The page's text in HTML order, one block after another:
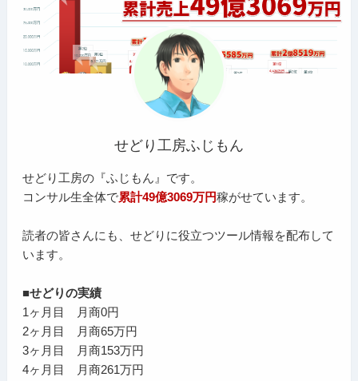
せどり工房ふじもん
せどり工房の『ふじもん』です。
コンサル生全体で累計49億3069万円稼がせています。
読者の皆さんにも、せどりに役立つツール情報を配布して
います。
■せどりの実績
1ヶ月目 月商0円
2ヶ月目 月商65万円
3ヶ月目 月商153万円
4ヶ月目 月商261万円